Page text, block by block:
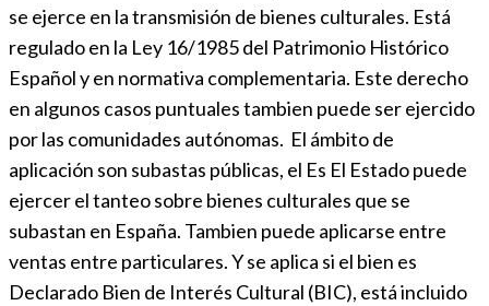
se ejerce en la transmisión de bienes culturales. Está
regulado en la Ley 16/1985 del Patrimonio Histórico
Español y en normativa complementaria. Este derecho
en algunos casos puntuales tambien puede ser ejercido
por las comunidades autónomas. El ámbito de
aplicación son subastas públicas, el Es El Estado puede
ejercer el tanteo sobre bienes culturales que se
subastan en España. Tambien puede aplicarse entre
ventas entre particulares. Y se aplica si el bien es
Declarado Bien de Interés Cultural (BIC), está incluido